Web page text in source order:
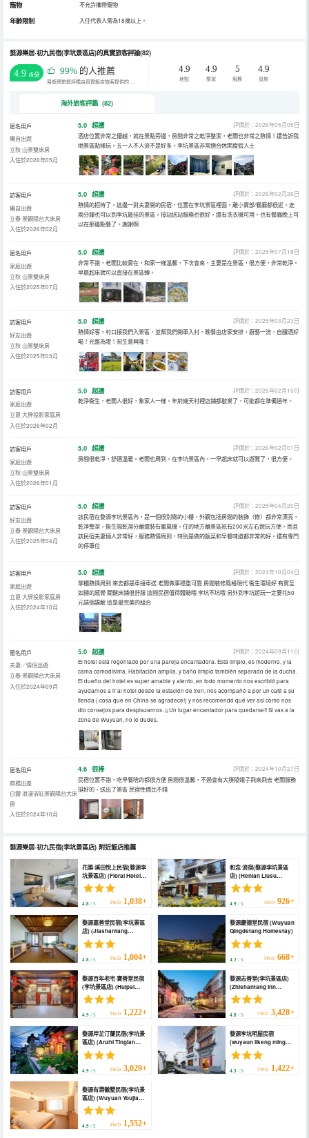
寵物 不允許攜帶寵物
年齡限制 入住代表人需為18歲以上。
婺源樂居·初九民宿(李坑景區店)的真實旅客評論(82)
4.9 /5分 99% 的人推薦
易遊網旅遊評鑑由真實飯店旅客提供的評鑑。
4.9
地點
4.9
整潔
5
服務
4.9
設施
海外旅客評鑑 (82)
匿名用戶
獨自出遊
立秋·山景雙床房
入住於2026年05月
5.0 超讚
評價於：2026年05月05日
酒店位置非常之優越，就在景點旁邊，房間非常之乾淨整潔，老闆也非常之熱情！還告訴我
哋景區點樣玩。五一人不人流不是好多。李坑景區非常適合休閑度假人士
訪客用戶
獨自出遊
立春·景觀陽台大床房
入住於2026年02月
5.0 超讚
評價於：2026年02月26日
熱情的招待了。這邊一對夫妻開的民宿，位置在李坑景區裡面。離小賣部/餐廳都很近。走
兩分鐘也可以到李坑最佳的景區。接站送站服務也很好，還有洗衣機可用。也有餐廳晚上可
以在那邊點餐了。謝謝啊
匿名用戶
家庭出遊
立秋·山景雙床房
入住於2025年07月
5.0 超讚
評價於：2025年07月18日
非常不錯，老闆比較實在，和家一樣溫馨，下次會來，主要是在景區，很方便，非常乾淨。
早晨起床就可以直接在景區轉。
訪客用戶
好友出遊
立秋·山景雙床房
入住於2025年03月
5.0 超讚
評價於：2025年03月23日
熱情好客，村口接我們入景區，並幫我們開車入村，晚餐由店家安排，廚藝一流，自釀酒好
喝！光盤為證！祝生意興隆！
訪客用戶
家庭出遊
立夏·大屏投影家庭房
入住於2026年02月
5.0 超讚
評價於：2026年02月15日
乾淨衞生，老闆人很好，象家人一樣。年前幾天村裡店鋪都歇業了，可能都在準備過年。
訪客用戶
家庭出遊
立秋·山景雙床房
入住於2026年01月
5.0 超讚
評價於：2026年02月01日
房間很乾凈，舒適溫暖。老闆也周到。在李坑景區內，一早起床就可以遊覽了，很方便。
訪客用戶
好友出遊
立春·景觀陽台大床房
入住於2025年04月
5.0 超讚
評價於：2025年04月20日
該民宿在婺源李坑景區內，是一個很別緻的小樓，外觀包括房間的裝飾（修）都非常漂亮，
乾淨整潔，衞生間乾濕分離還裝有暖風機，住的地方離景區衹有200米左右遊玩方便，而且
該民宿夫妻倆人非常好，服務熱情周到，特別是做的飯菜和早餐味道都非常的好。還有專門
的停車位
訪客用戶
家庭出遊
立夏·大屏投影家庭房
入住於2024年10月
5.0 超讚
評價於：2024年10月04日
掌櫃熱情周到 來去都是車接車送 老闆做事穩重可靠 房間裝修風格現代 衞生環境好 有賓至
如歸的感覺 關鍵床鋪很舒服 這間民宿值得體驗哦 李坑不坑哦 另外到李坑遊玩一定要花50
元請個講解 這是最完美的組合
匿名用戶
夫妻／情侶出遊
立春·景觀陽台大床房
入住於2024年09月
5.0 超讚
評價於：2024年09月11日
El hotel está regentado por una pareja encantadora. Está limpio, es moderno, y la
cama comodísima. Habitación amplia, y baño limpio también separado de la ducha.
El dueño del hotel es super amable y atento, en todo momento nos escribió para
ayudarnos a ir al hotel desde la estación de tren, nos acompañó a por un café a su
tienda ( cosa que en China se agradece!) y nos recomendó qué ver así como nos
dio consejos para desplazarnos. ¡¡ Un lugar encantador para quedarse!! Si vas a la
zona de Wuyuan, no lo dudes.
匿名用戶
商務出差
白露·浪漫浴缸景觀陽台大床
房
入住於2024年10月
4.6 很棒
評價於：2024年10月27日
民宿位置不錯，吃早餐啥的都很方便 房間很溫馨，不過會有大撲稜蛾子飛來飛去 老闆服務
挺好的，送出了景區 民宿性價比不錯
婺源樂居·初九民宿(李坑景區店) 附近飯店推薦
花築·溪田悅上民宿(婺源李
坑景區店) (Floral Hotel ·
Xitian Yueshang hotel
(Wuyuan Likeng Scenic
Area Branch))
4.8 / 5 TWD 1,038+
和念·流宿(婺源李坑景區
店) (Henian Liusu
(Likeng Scenic Area))
4.9/ 5 TWD 926+
婺源嘉善堂民宿(李坑景區
店) (Jiashantang
Hostel)
4.8 / 5 TWD 1,004+
婺源慶德堂民宿 (Wuyuan
Qingdetang Homestay)
4.2/ 5 TWD 668+
婺源百年老宅·寶善堂民宿
(李坑景區店) (Huipai
Bainian Laozhai
Homestay Bao
Shantang（Likeng
4.9 / 5 TWD 1,222+
婺源志善堂(李坑景區店)
(Zhishantang Inn
(Wuyuan Likeng))
4.8/ 5 TWD 3,428+
婺源岸芷汀蘭民宿(李坑景
區店) (Anzhi Tinglan
Hostel)
4.9 / 5 TWD 3,029+
婺源李坑明屋民宿
(wuyaun likeng mingwu
homestay)
4.3/ 5 TWD 1,422+
婺源有澗徽墅民宿(李坑景
區店) (Wuyuan Youjian
Huishu Homestay)
4.9 / 5 TWD 1,552+